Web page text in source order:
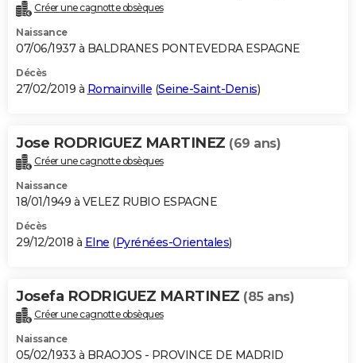
Créer une cagnotte obsèques
Naissance
07/06/1937 à BALDRANES PONTEVEDRA ESPAGNE
Décès
27/02/2019 à Romainville (Seine-Saint-Denis)
Jose RODRIGUEZ MARTINEZ (69 ans)
Créer une cagnotte obsèques
Naissance
18/01/1949 à VELEZ RUBIO ESPAGNE
Décès
29/12/2018 à Elne (Pyrénées-Orientales)
Josefa RODRIGUEZ MARTINEZ (85 ans)
Créer une cagnotte obsèques
Naissance
05/02/1933 à BRAOJOS - PROVINCE DE MADRID